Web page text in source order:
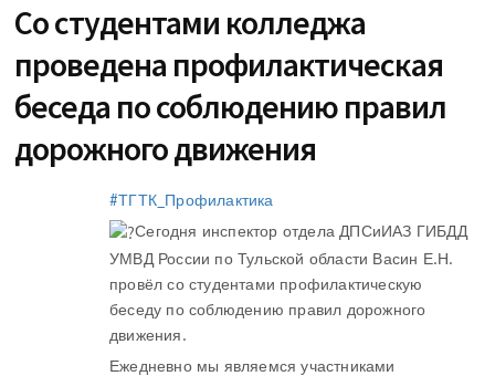
Со студентами колледжа
проведена профилактическая
беседа по соблюдению правил
дорожного движения
#ТГТК_Профилактика
Сегодня инспектор отдела ДПСиИАЗ ГИБДД
УМВД России по Тульской области Васин Е.Н.
провёл со студентами профилактическую
беседу по соблюдению правил дорожного
движения.
Ежедневно мы являемся участниками